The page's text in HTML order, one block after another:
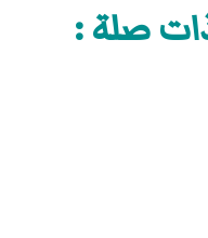
صلة :